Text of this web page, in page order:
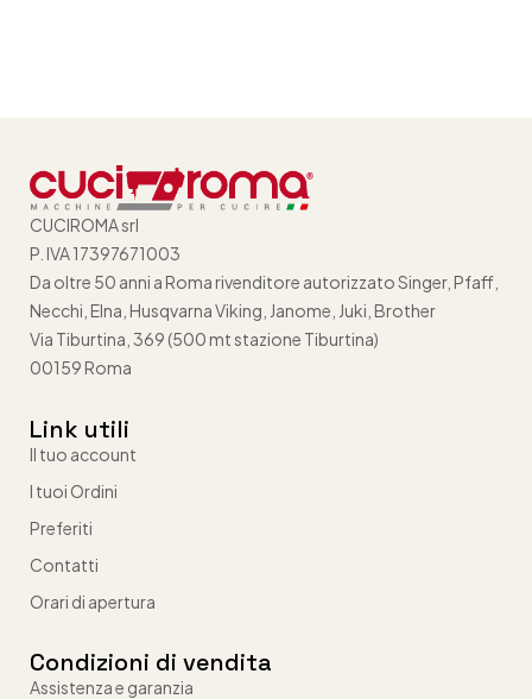
CUCIROMA srl
P. IVA 17397671003
Da oltre 50 anni a Roma rivenditore autorizzato Singer, Pfaff,
Necchi, Elna, Husqvarna Viking, Janome, Juki, Brother
Via Tiburtina, 369 (500 mt stazione Tiburtina)
00159 Roma
Link utili
Il tuo account
I tuoi Ordini
Preferiti
Contatti
Orari di apertura
Condizioni di vendita
Assistenza e garanzia